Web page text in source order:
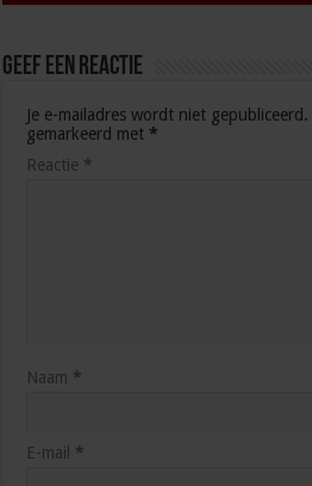
Geef een reactie
Je e-mailadres wordt niet gepubliceerd.
gemarkeerd met *
Reactie *
Naam *
E-mail *